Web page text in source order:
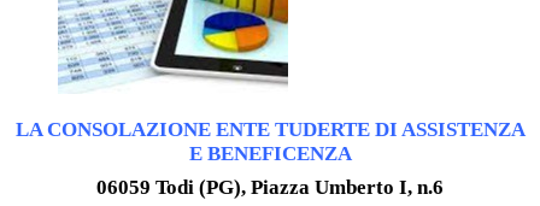
LA CONSOLAZIONE ENTE TUDERTE DI ASSISTENZA
E BENEFICENZA
06059 Todi (PG), Piazza Umberto I, n.6